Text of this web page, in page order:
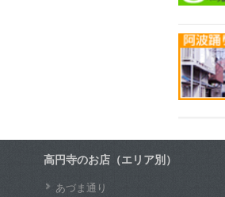
高円寺のお店（エリア別）
あづま通り